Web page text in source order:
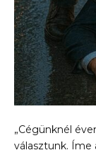
„Cégünknél
választunk.